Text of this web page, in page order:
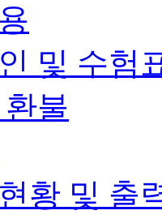
및 수험
불
황 및 출